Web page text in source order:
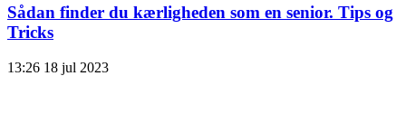
Sådan finder du kærligheden som en senior. Tips og
Tricks
13:26 18 jul 2023